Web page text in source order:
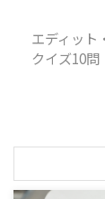
エディット
クイズ10問